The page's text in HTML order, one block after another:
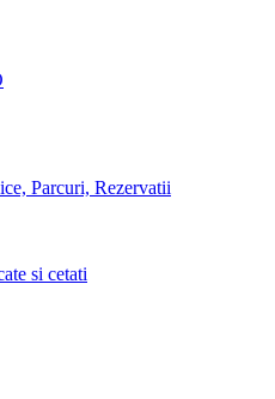
Parcuri, Rezervatii
si cetati